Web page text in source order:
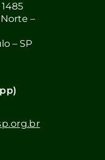
Norte –
– SP